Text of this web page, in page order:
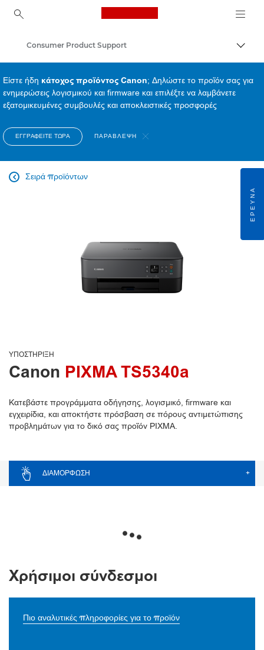
Canon Logo, back to
Consumer Product Support
Είστε ήδη κάτοχος προϊόντος Canon; Δηλώστε το προϊόν σας για
ενημερώσεις λογισμικού και firmware και επιλέξτε να λαμβάνετε
εξατομικευμένες συμβουλές και αποκλειστικές προσφορές
ΕΓΓΡΑΦΕΊΤΕ ΤΏΡΑ ΠΑΡΆΒΛΕΨΗ
Σειρά προϊόντων

ΥΠΟΣΤΉΡΙΞΗ
Canon PIXMA TS5340a
Κατεβάστε προγράμματα οδήγησης, λογισμικό, firmware και
εγχειρίδια, και αποκτήστε πρόσβαση σε πόρους αντιμετώπισης
προβλημάτων για το δικό σας προϊόν PIXMA.
ΔΙΑΜΌΡΦΩΣΗ +
Χρήσιμοι σύνδεσμοι
Πιο αναλυτικές πληροφορίες για το προϊόν
ΈΡΕΥΝΑ